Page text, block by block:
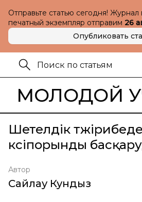
Отправьте статью сегодня! Журнал
печатный экземпляр отправим 26
Опубликовать
МОЛОДОЙ
Шетелдік
кәсіпорынды
Автор
Сайлау Кундыз